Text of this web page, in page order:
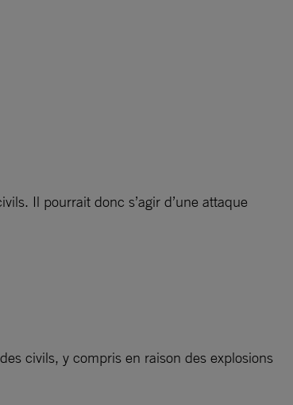
Il pourrait donc s’agir d’une attaque
civils, y compris en raison des explosions